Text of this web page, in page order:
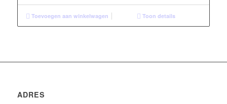
Toevoegen aan winkelwagen Toon details
ADRES